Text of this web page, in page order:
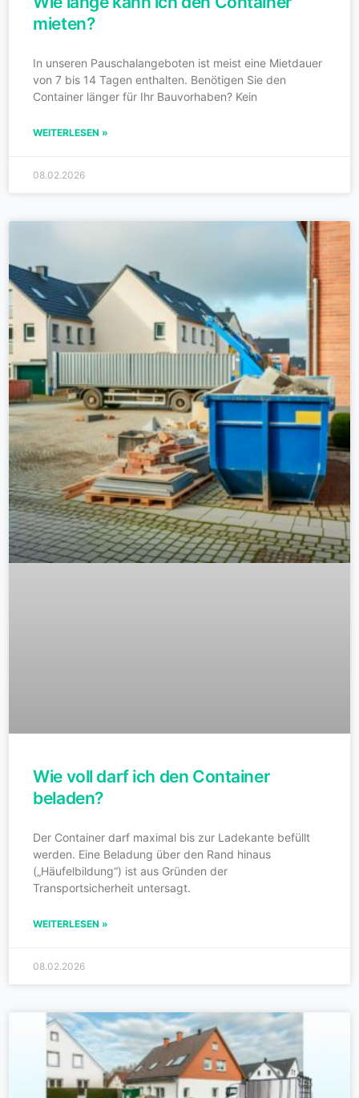
mieten?
In unseren Pauschalangeboten ist meist eine Mietdauer
von 7 bis 14 Tagen enthalten. Benötigen Sie den
Container länger für Ihr Bauvorhaben? Kein
WEITERLESEN »
08.02.2026
Wie voll darf ich den Container
beladen?
Der Container darf maximal bis zur Ladekante befüllt
werden. Eine Beladung über den Rand hinaus
(„Häufelbildung“) ist aus Gründen der
Transportsicherheit untersagt.
WEITERLESEN »
08.02.2026